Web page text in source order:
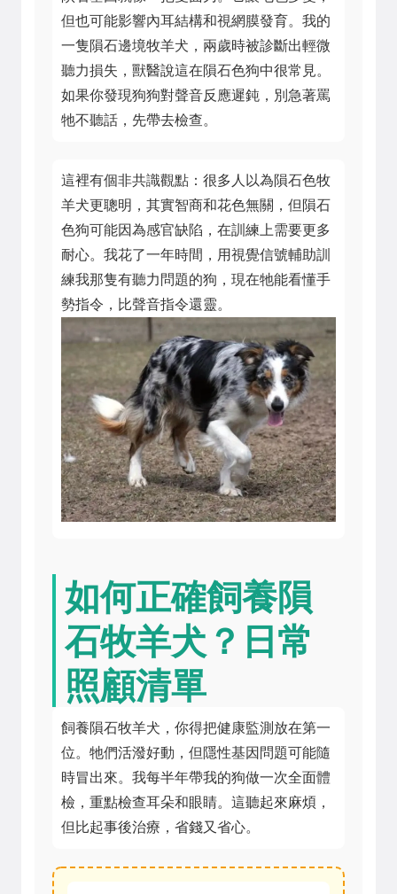
但也可能影響內耳結構和視網膜發育。我的
一隻隕石邊境牧羊犬，兩歲時被診斷出輕微
聽力損失，獸醫說這在隕石色狗中很常見。
如果你發現狗狗對聲音反應遲鈍，別急著罵
牠不聽話，先帶去檢查。
這裡有個非共識觀點：很多人以為隕石色牧
羊犬更聰明，其實智商和花色無關，但隕石
色狗可能因為感官缺陷，在訓練上需要更多
耐心。我花了一年時間，用視覺信號輔助訓
練我那隻有聽力問題的狗，現在牠能看懂手
勢指令，比聲音指令還靈。
如何正確飼養隕
石牧羊犬？日常
照顧清單
飼養隕石牧羊犬，你得把健康監測放在第一
位。牠們活潑好動，但隱性基因問題可能隨
時冒出來。我每半年帶我的狗做一次全面體
檢，重點檢查耳朵和眼睛。這聽起來麻煩，
但比起事後治療，省錢又省心。